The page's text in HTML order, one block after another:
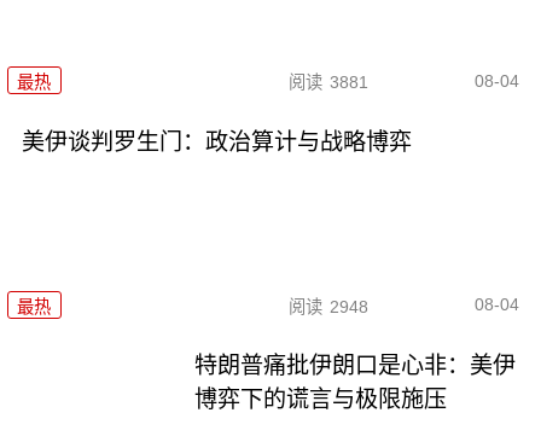
最热 阅读 3881 08-04
美伊谈判罗生门：政治算计与战略博弈
最热 阅读 2948 08-04
特朗普痛批伊朗口是心非：美伊
博弈下的谎言与极限施压